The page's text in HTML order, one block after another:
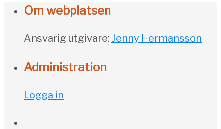
Om webplatsen
Ansvarig utgivare: Jenny Hermansson
Administration
Logga in